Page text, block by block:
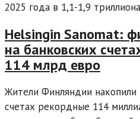
2025 года в 1,1-1,9
Helsingin Sanomat:
на банковских
114 млрд евро
Жители Финляндии накопили
счетах рекордные 114